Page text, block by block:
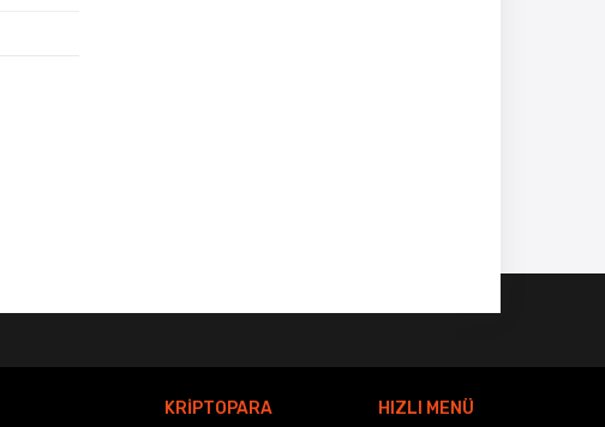
KRİPTOPARA HIZLI MENÜ